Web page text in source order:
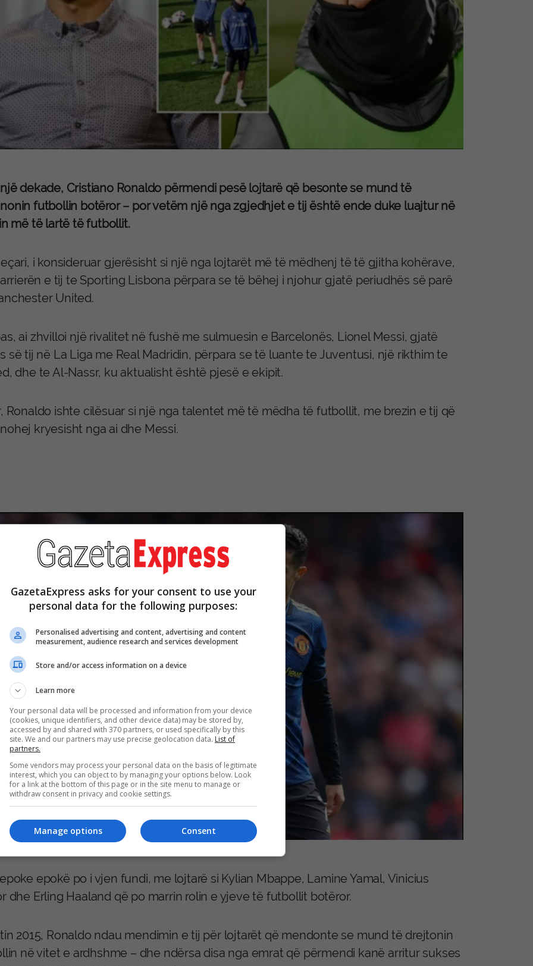
dekade, Cristiano Ronaldo përmendi pesë lojtarë që besonte se mund të
futbollin botëror – por vetëm një nga zgjedhjet e tij është ende duke luajtur në
më të lartë të futbollit.
i konsideruar gjerësisht si një nga lojtarët më të mëdhenj të të gjitha kohërave,
e tij te Sporting Lisbona përpara se të bëhej i njohur gjatë periudhës së parë
United.
ai zhvilloi një rivalitet në fushë me sulmuesin e Barcelonës, Lionel Messi, gjatë
së tij në La Liga me Real Madridin, përpara se të luante te Juventusi, një rikthim te
dhe te Al-Nassr, ku aktualisht është pjesë e ekipit.
Ronaldo ishte cilësuar si një nga talentet më të mëdha të futbollit, me brezin e tij që
kryesisht nga ai dhe Messi.
epokë po i vjen fundi, me lojtarë si Kylian Mbappe, Lamine Yamal, Vinicius
dhe Erling Haaland që po marrin rolin e yjeve të futbollit botëror.
2015, Ronaldo ndau mendimin e tij për lojtarët që mendonte se mund të drejtonin
në vitet e ardhshme – dhe ndërsa disa nga emrat që përmendi kanë arritur sukses
GazetaExpress asks for your consent to use your
personal data for the following purposes:
Personalised advertising and content, advertising and content
measurement, audience research and services development
Store and/or access information on a device
Learn more
Your personal data will be processed and information from your device
(cookies, unique identifiers, and other device data) may be stored by,
accessed by and shared with 370 partners, or used specifically by this
site. We and our partners may use precise geolocation data. List of
partners.
Some vendors may process your personal data on the basis of legitimate
interest, which you can object to by managing your options below. Look
for a link at the bottom of this page or in the site menu to manage or
withdraw consent in privacy and cookie settings.
Consent
Manage options